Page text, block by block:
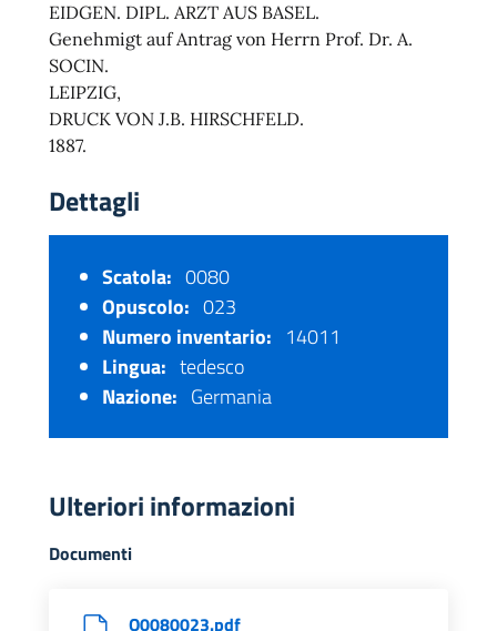
EIDGEN. DIPL. ARZT AUS BASEL.
Genehmigt auf Antrag von Herrn Prof. Dr. A.
SOCIN.
LEIPZIG,
DRUCK VON J.B. HIRSCHFELD.
1887.
Dettagli
Scatola: 0080
Opuscolo: 023
Numero inventario: 14011
Lingua: tedesco
Nazione: Germania
Ulteriori informazioni
Documenti
O0080023.pdf